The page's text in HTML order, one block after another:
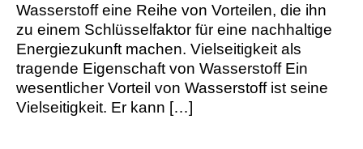
Wasserstoff eine Reihe von Vorteilen, die ihn
zu einem Schlüsselfaktor für eine nachhaltige
Energiezukunft machen. Vielseitigkeit als
tragende Eigenschaft von Wasserstoff Ein
wesentlicher Vorteil von Wasserstoff ist seine
Vielseitigkeit. Er kann […]